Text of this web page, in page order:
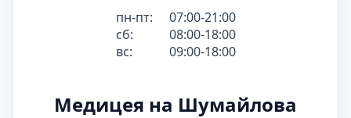
пн-пт:
07:00-21:00
сб:
08:00-18:00
вс:
09:00-18:00
Медицея на Шумайлова